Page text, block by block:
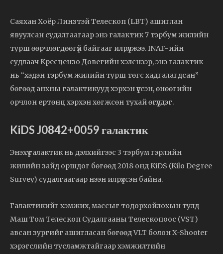
Саяхан Хоёр Линзтэй Телескоп (LBT) ашиглан
явуулсан судалгаагаар энэ галактик 7 тэрбум жилийн
турш өөрчлөгдөөгүй байгааг илрүүлжээ. INAF-ийн
судлаач Кресцензо Довегийн хэлснээр, энэ галактик
нь “хэдэн тэрбум жилийн турш төгс хадгалагдсан”
бөгөөд анхны галактикууд хэрхэн үүссэн, өнөөгийн
орчлон ертөнц хэрхэн хөгжсөн тухай өгүүлдэг.
KiDS J0842+0059 галактик
Энэхүү галактик нь дэлхийгээс 3 тэрбум гэрлийн
жилийн зайд оршдог бөгөөд 2018 онд KiDS (Kilo Degree
Survey) судалгаагаар нээн илрүүлсэн байна.
Галактикийг хэмжих, массыг тодорхойлохын тулд
Маш Том Телескоп Судалгааны Телескопоос (VST)
авсан зургийг ашигласан бөгөөд VLT болон X-Shooter
хэрэгслийн тусламжтайгаар хэмжилтийн